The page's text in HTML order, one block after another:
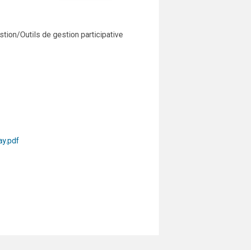
Outils de gestion participative